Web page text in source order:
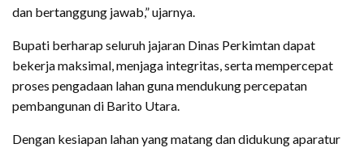
dan bertanggung jawab,” ujarnya.
Bupati berharap seluruh jajaran Dinas Perkimtan dapat
bekerja maksimal, menjaga integritas, serta mempercepat
proses pengadaan lahan guna mendukung percepatan
pembangunan di Barito Utara.
Dengan kesiapan lahan yang matang dan didukung aparatur